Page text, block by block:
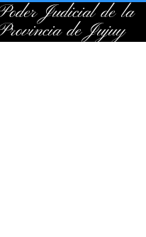
Poder Judicial de la
Provincia de Jujuy